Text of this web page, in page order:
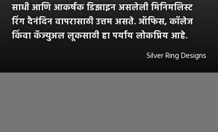
साधी आणि आकर्षक डिझाइन असलेली मिनिमलिस्ट
रिंग दैनंदिन वापरासाठी उत्तम असते. ऑफिस, कॉलेज
किंवा कॅज्युअल लूकसाठी हा पर्याय लोकप्रिय आहे.
Silver Ring Designs